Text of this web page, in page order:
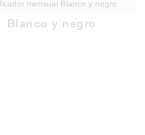
Blanco y negro